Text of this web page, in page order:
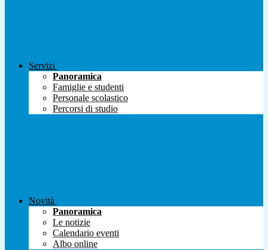
Servizi
Panoramica
Famiglie e studenti
Personale scolastico
Percorsi di studio
Novità
Panoramica
Le notizie
Calendario eventi
Albo online